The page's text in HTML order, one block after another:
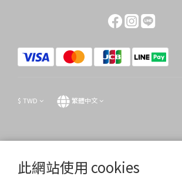
此網站使用 cookies
$ TWD 繁體中文
提醒您，我們不會以電話或簡訊方式通知變更付